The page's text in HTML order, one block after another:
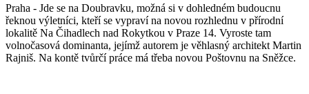
Praha - Jde se na Doubravku, možná si v dohledném budoucnu
řeknou výletníci, kteří se vypraví na novou rozhlednu v přírodní
lokalitě Na Čihadlech nad Rokytkou v Praze 14. Vyroste tam
volnočasová dominanta, jejímž autorem je věhlasný architekt Martin
Rajniš. Na kontě tvůrčí práce má třeba novou Poštovnu na Sněžce.